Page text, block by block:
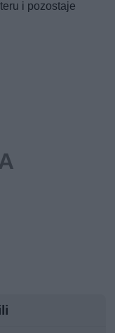
i pozostaje